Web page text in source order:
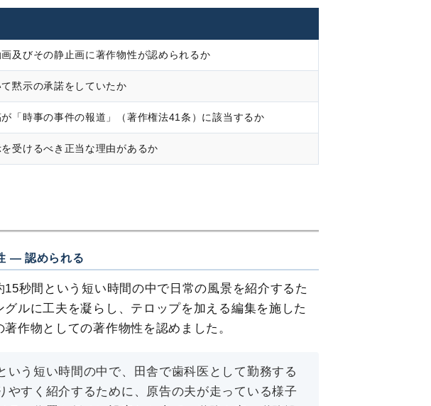
及びその静止画に著作物性が認められるか
黙示の承諾をしていたか
「時事の事件の報道」（著作権法41条）に該当するか
受けるべき正当な理由があるか
― 認められる
秒間という短い時間の中で日常の風景を紹介するた
ルに工夫を凝らし、テロップを加える編集を施した
作物としての著作物性を認めました。
いう短い時間の中で、田舎で歯科医として勤務する
やすく紹介するために、原告の夫が走っている様子